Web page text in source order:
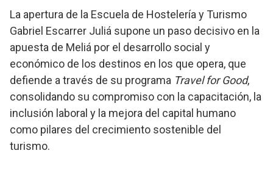
La apertura de la Escuela de Hostelería y Turismo
Gabriel Escarrer Juliá supone un paso decisivo en la
apuesta de Meliá por el desarrollo social y
económico de los destinos en los que opera, que
defiende a través de su programa Travel for Good,
consolidando su compromiso con la capacitación, la
inclusión laboral y la mejora del capital humano
como pilares del crecimiento sostenible del
turismo.